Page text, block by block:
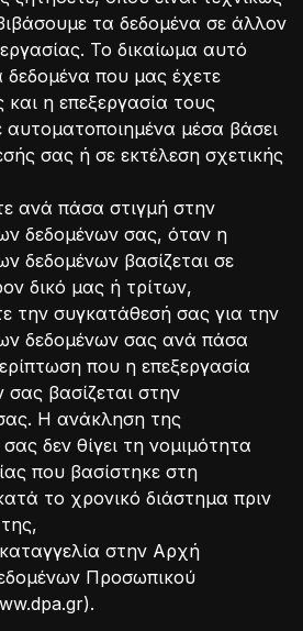
τα δεδομένα σε άλλον
Το δικαίωμα αυτό
δεδομένα που μας έχετε
και η επεξεργασία τους
αυτοματοποιημένα μέσα βάσει
σας ή σε εκτέλεση σχετικής
ανά πάσα στιγμή στην
δεδομένων σας, όταν η
δεδομένων βασίζεται σε
δικό μας ή τρίτων,
την συγκατάθεσή σας για την
δεδομένων σας ανά πάσα
που η επεξεργασία
βασίζεται στην
Η ανάκληση της
δεν θίγει τη νομιμότητα
που βασίστηκε στη
το χρονικό διάστημα πριν
στην Αρχή
Προσωπικού